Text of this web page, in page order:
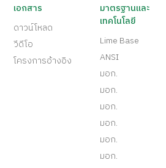
เอกสาร
ดาวน์โหลด
วีดีโอ
โครงการอ้างอิง
มาตรฐานและ
เทคโนโลยี
Lime Base
ANSI
มอก.
มอก.
มอก.
มอก.
มอก.
มอก.